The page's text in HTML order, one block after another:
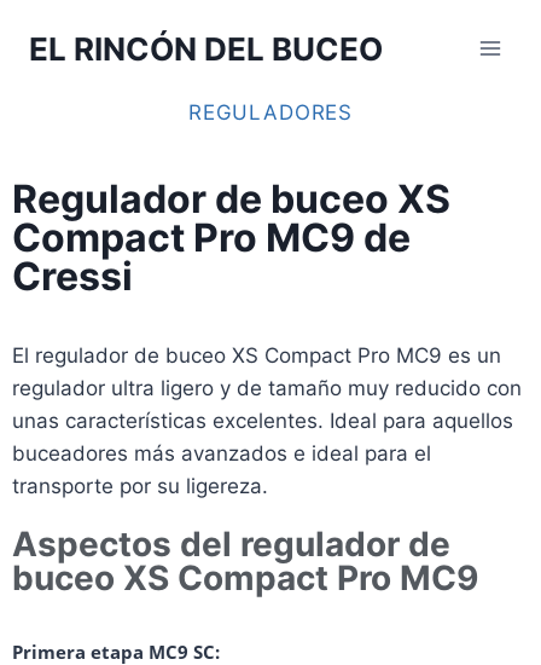
EL RINCÓN DEL BUCEO
REGULADORES
Regulador de buceo XS
Compact Pro MC9 de
Cressi
El regulador de buceo XS Compact Pro MC9 es un
regulador ultra ligero y de tamaño muy reducido con
unas características excelentes. Ideal para aquellos
buceadores más avanzados e ideal para el
transporte por su ligereza.
Aspectos del regulador de
buceo XS Compact Pro MC9
Primera etapa MC9 SC: